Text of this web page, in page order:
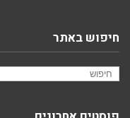
חיפוש באתר